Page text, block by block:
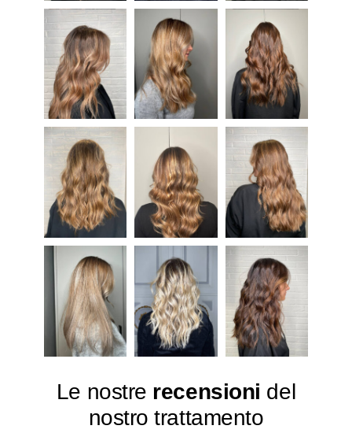
Le nostre recensioni del
nostro trattamento